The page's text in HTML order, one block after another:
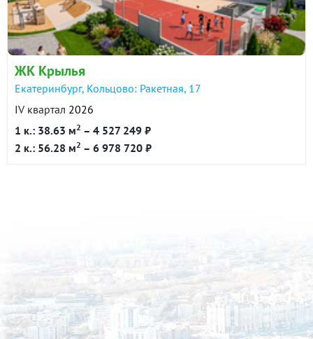
в продаже 80000 ₽/м²
Показать всю историю: 7 предложений →
ЖК Крылья
Екатеринбург, Кольцово: Ракетная, 17
IV квартал 2026
1 к.: 38.63 м2 – 4 527 249 ₽
2 к.: 56.28 м2 – 6 978 720 ₽